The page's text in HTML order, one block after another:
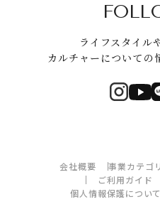
ライフスタイル
カルチャーについての
会社概要 事業カテゴ
ご利用ガイド
個人情報保護について